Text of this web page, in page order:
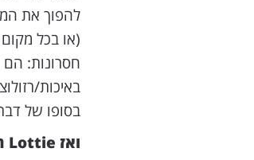
להפוך את
חסרונות:
באיכות/
בסופו של
ואז Lottie הגיע ועשה מהפכה: